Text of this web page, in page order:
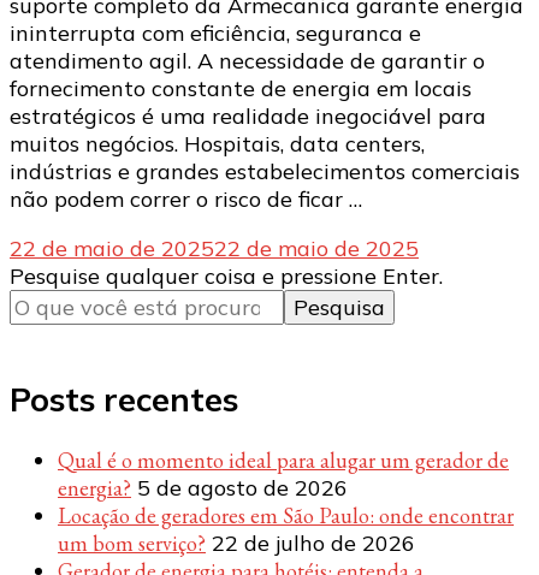
ininterrupta com eficiência, seguranca e
atendimento agil. A necessidade de garantir o
fornecimento constante de energia em locais
estratégicos é uma realidade inegociável para
muitos negócios. Hospitais, data centers,
indústrias e grandes estabelecimentos comerciais
não podem correr o risco de ficar …
22 de maio de 202522 de maio de 2025
Procurando
algo?
Pesquise qualquer coisa e pressione Enter.
Posts recentes
Qual é o momento ideal para alugar um gerador de
energia? 5 de agosto de 2026
Locação de geradores em São Paulo: onde encontrar
um bom serviço? 22 de julho de 2026